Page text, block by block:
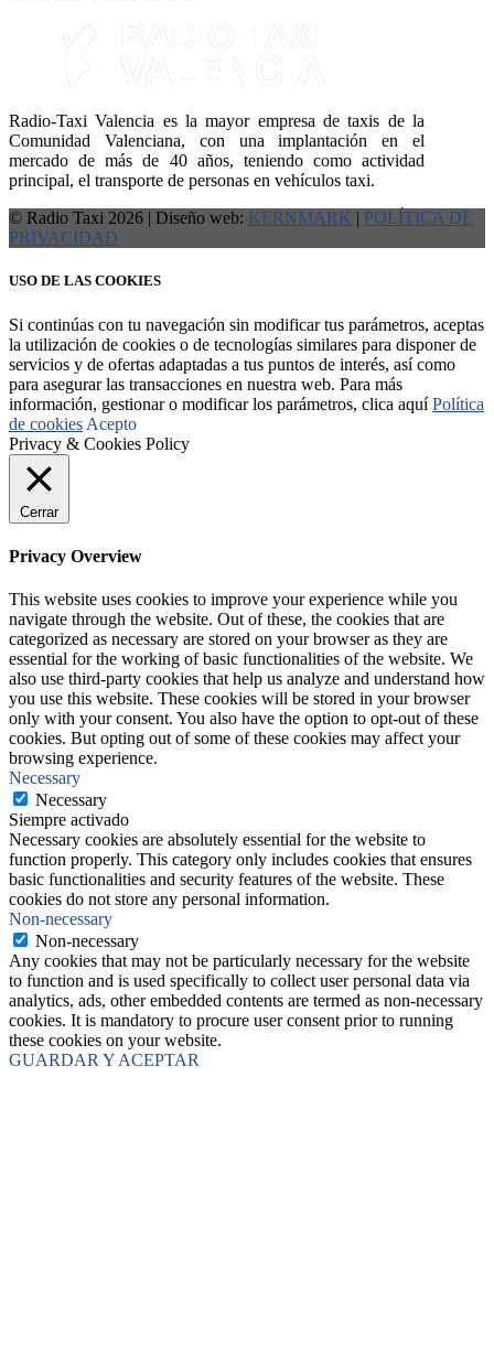
Radio-Taxi Valencia es la mayor empresa de taxis de la
Comunidad Valenciana, con una implantación en el
mercado de más de 40 años, teniendo como actividad
principal, el transporte de personas en vehículos taxi.
© Radio Taxi 2026 | Diseño web: KERNMARK | POLÍTICA DE
PRIVACIDAD
USO DE LAS COOKIES
Si continúas con tu navegación sin modificar tus parámetros, aceptas
la utilización de cookies o de tecnologías similares para disponer de
servicios y de ofertas adaptadas a tus puntos de interés, así como
para asegurar las transacciones en nuestra web. Para más
información, gestionar o modificar los parámetros, clica aquíPolítica
de cookies Acepto
Privacy & Cookies Policy
Cerrar
Privacy Overview
This website uses cookies to improve your experience while you
navigate through the website. Out of these, the cookies that are
categorized as necessary are stored on your browser as they are
essential for the working of basic functionalities of the website. We
also use third-party cookies that help us analyze and understand how
you use this website. These cookies will be stored in your browser
only with your consent. You also have the option to opt-out of these
cookies. But opting out of some of these cookies may affect your
browsing experience.
Necessary
Necessary
Siempre activado
Necessary cookies are absolutely essential for the website to
function properly. This category only includes cookies that ensures
basic functionalities and security features of the website. These
cookies do not store any personal information.
Non-necessary
Non-necessary
Any cookies that may not be particularly necessary for the website
to function and is used specifically to collect user personal data via
analytics, ads, other embedded contents are termed as non-necessary
cookies. It is mandatory to procure user consent prior to running
these cookies on your website.
GUARDAR Y ACEPTAR